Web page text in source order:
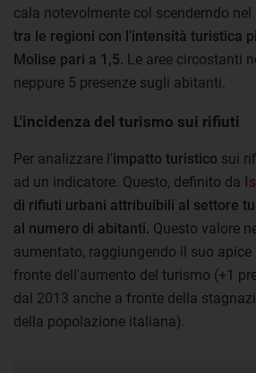
cala notevolmente col scenderndo
tra le regioni con l'intensità turistica
Molise pari a 1,5. Le aree circostanti
neppure 5 presenze sugli abitanti.
L'incidenza del turismo sui rifiuti
Per analizzare l'impatto turistico sui
ad un indicatore. Questo, definito da
di rifiuti urbani attribuibili al settore
al numero di abitanti. Questo valore
aumentato, raggiungendo il suo apice
fronte dell'aumento del turismo (+1
dal 2013 anche a fronte della
della popolazione italiana).